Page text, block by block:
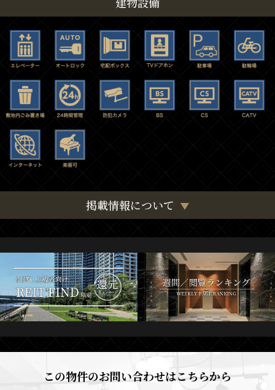
掲載情報について
この物件のお問い合わせはこちらから